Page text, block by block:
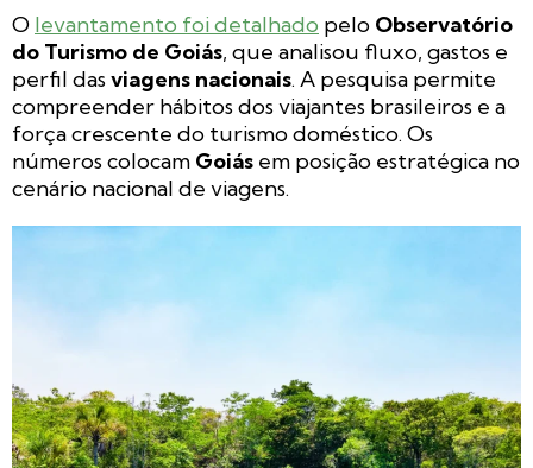
O levantamento foi detalhado pelo Observatório
do Turismo de Goiás, que analisou fluxo, gastos e
perfil dasviagens nacionais. A pesquisa permite
compreender hábitos dos viajantes brasileiros e a
força crescente do turismo doméstico. Os
números colocam Goiás em posição estratégica no
cenário nacional de viagens.